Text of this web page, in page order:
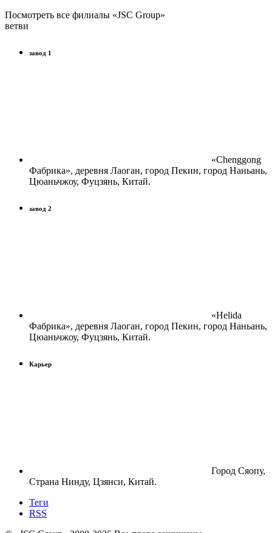
Посмотреть все филиалы «JSC Group»
ветви
завод 1
«Chenggong
Фабрика», деревня Лаоган, город Пекин, город Наньань,
Цюаньчжоу, Фуцзянь, Китай.
завод 2
«Helida
Фабрика», деревня Лаоган, город Пекин, город Наньань,
Цюаньчжоу, Фуцзянь, Китай.
Карьер
Город Сяопу,
Страна Нинду, Цзянси, Китай.
Теги
RSS